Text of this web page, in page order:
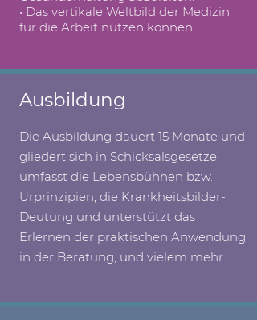
• Das vertikale Weltbild der Medizin
für die Arbeit nutzen können
Ausbildung
Die Ausbildung dauert 15 Monate und
gliedert sich in Schicksalsgesetze,
umfasst die Lebensbühnen bzw.
Urprinzipien, die Krankheitsbilder-
Deutung und unterstützt das
Erlernen der praktischen Anwendung
in der Beratung, und vielem mehr.